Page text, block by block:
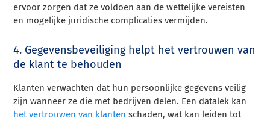
ervoor zorgen dat ze voldoen aan de wettelijke vereisten
en mogelijke juridische complicaties vermijden.
4. Gegevensbeveiliging helpt het vertrouwen van
de klant te behouden
Klanten verwachten dat hun persoonlijke gegevens veilig
zijn wanneer ze die met bedrijven delen. Een datalek kan
het vertrouwen van klanten schaden, wat kan leiden tot